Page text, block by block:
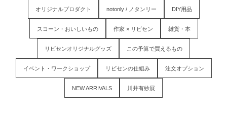
オリジナルプロダクト notonly / ノタンリー DIY用品
スコーン・おいしいもの 作家 × リビセン 雑貨・本
リビセンオリジナルグッズ この予算で買えるもの
イベント・ワークショップ リビセンの仕組み 注文オプション
NEW ARRIVALS 川井有紗展